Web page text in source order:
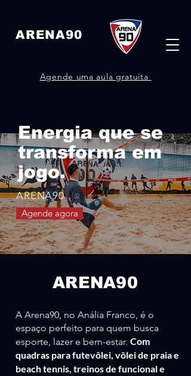
ARENA90
Agende uma aula gratuita
Energia que se
transforma em
jogo.
ARENA90
Agende agora
ARENA90
A Arena90, no Anália Franco, é o
espaço perfeito para quem busca
esporte, lazer e bem-estar. Com
quadras para futevôlei, vôlei de praia e
beach tennis, treinos de funcional e